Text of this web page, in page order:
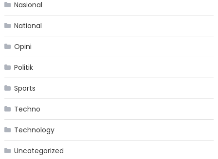
Nasional
National
Opini
Politik
Sports
Techno
Technology
Uncategorized